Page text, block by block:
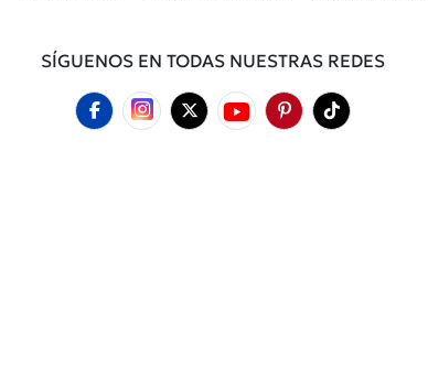
SÍGUENOS EN TODAS NUESTRAS REDES